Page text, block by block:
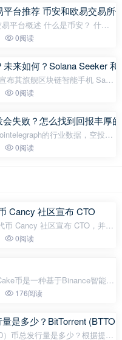
而长期来
台推荐 币安和欧易交易所
么是币安？ 什么
球最大的加密货币交易所，由
覆盖多个国家
0阅读
来如何？Solana Seeker
布其旗舰区块链智能手机 Saga
币和科技界引起轩然大波。这
服务的
0阅读
会失败？怎么找到回报丰厚
的行业数据，空投代
的钱——直到你意识到近88%
0阅读
Cancy 社区宣布 CTO
币 Cancy 社区宣布 CTO，并将
全部发送至 Vitalik Buterin 钱
0阅读
币是一种基于Binance智能链
，简称BSC）的加密货币。
和低廉的交易手续费
176阅读
是多少？BitTorrent
）币总发行量是多少？根据提供